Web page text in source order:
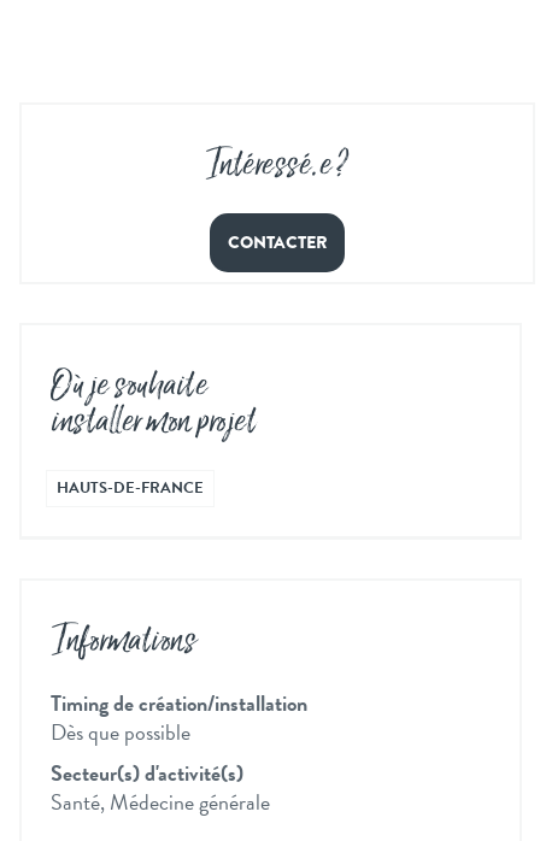
Intéressé.e ?
CONTACTER
Où je souhaite
installer mon projet
HAUTS-DE-FRANCE
Informations
Timing de création/installation
Dès que possible
Secteur(s) d'activité(s)
Santé, Médecine générale